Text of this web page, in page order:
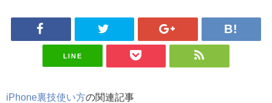
LINE
iPhone裏技使い方の関連記事